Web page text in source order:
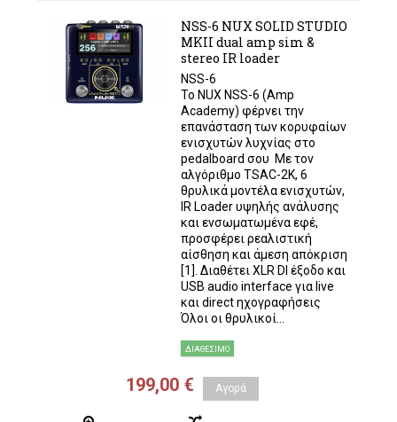
NSS-6 NUX SOLID STUDIO
MKII dual amp sim &
stereo IR loader
NSS-6
Το NUX NSS-6 (Amp
Academy) φέρνει την
επανάσταση των κορυφαίων
ενισχυτών λυχνίας στο
pedalboard σου Με τον
αλγόριθμο TSAC-2K, 6
θρυλικά μοντέλα ενισχυτών,
IR Loader υψηλής ανάλυσης
και ενσωματωμένα εφέ,
προσφέρει ρεαλιστική
αίσθηση και άμεση απόκριση
[1]. Διαθέτει XLR DI έξοδο και
USB audio interface για live
και direct ηχογραφήσεις
Όλοι οι θρυλικοί...
ΔΙΑΘΈΣΙΜΟ
199,00 € Αγορά